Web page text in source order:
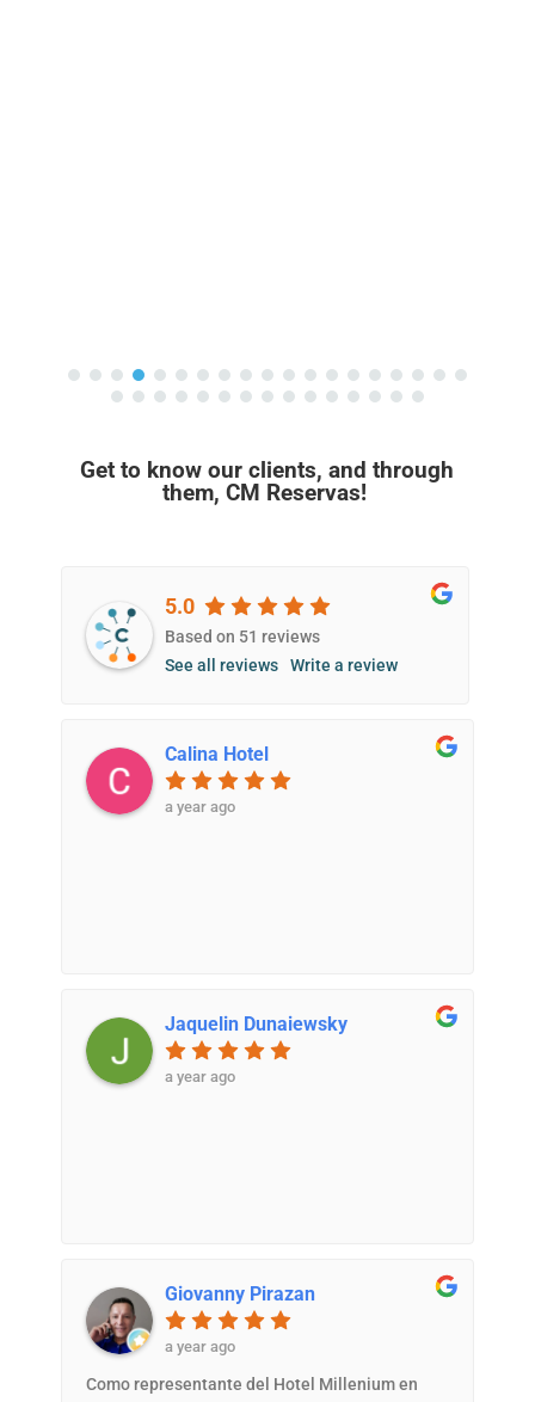
Get to know our clients, and through
them, CM Reservas!
5.0
Based on 51 reviews
See all reviews
Write a review
Calina Hotel
a year ago
Jaquelin Dunaiewsky
a year ago
Giovanny Pirazan
a year ago
Como representante del Hotel Millenium en